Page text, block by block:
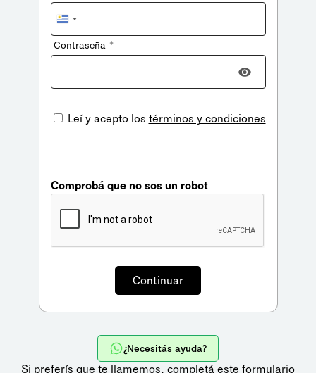
Uruguay
+598
Contraseña *
Leí y acepto los términos y condiciones
Comprobá que no sos un robot
¿Necesitás ayuda?
Si preferís que te llamemos, completá este formulario